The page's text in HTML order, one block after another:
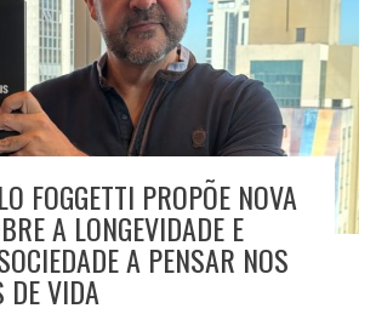
FOGGETTI PROPÕE NOVA
A LONGEVIDADE E
A PENSAR NOS
DE VIDA